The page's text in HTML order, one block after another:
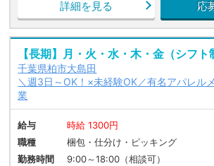
詳細を見る 応
【長期】月・火・水・木・金（シフト
千葉県柏市大島田
＼週3日～OK！×未経験OK／有名アパレル
業
給与
時給 1300円
職種
梱包・仕分け・ピッキング
勤務時間
9:00～18:00（相談可）